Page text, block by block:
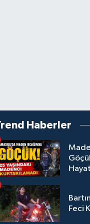
Haberler
Feci